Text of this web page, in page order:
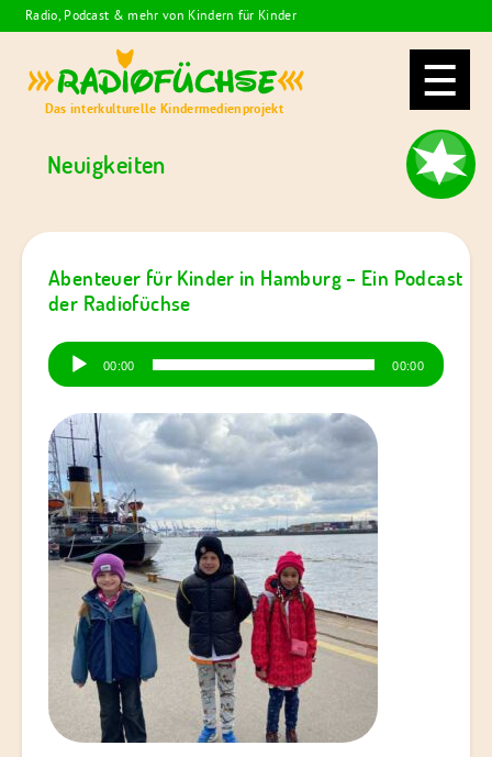
Skip
to
Radio, Podcast & mehr von Kindern für Kinder
Radiofüchse
Das interkulturelle Kindermedienprojekt
Neuigkeiten
Abenteuer für Kinder in Hamburg – Ein Podcast
der Radiofüchse
Audio-
Player
00:00 00:00